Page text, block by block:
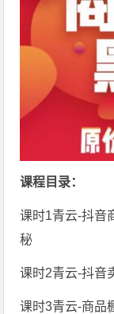
课程目录：
课时1青云-抖音
秘
课时2青云-抖音
课时3青云-商品